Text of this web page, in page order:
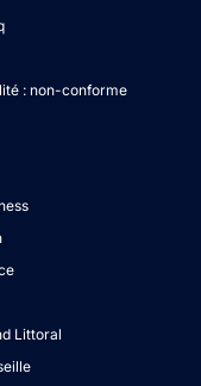
: non-conforme
Littoral